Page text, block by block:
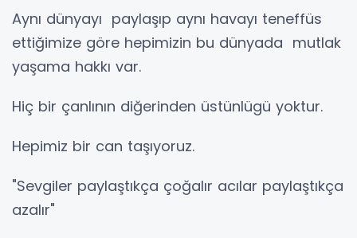
Aynı dünyayı paylaşıp aynı havayı teneffüs
ettiğimize göre hepimizin bu dünyada mutlak
yaşama hakkı var.
Hiç bir çanlının diğerinden üstünlügü yoktur.
Hepimiz bir can taşıyoruz.
"Sevgiler paylaştıkça çoğalır acılar paylaştıkça
azalır"